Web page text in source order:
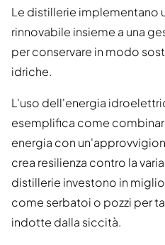
Le distillerie implementano
rinnovabile insieme a una
per conservare in modo
idriche.
L'uso dell'energia
esemplifica come
energia con
crea resilienza contro la
distillerie investono in
come serbatoi o pozzi per
indotte dalla siccità.